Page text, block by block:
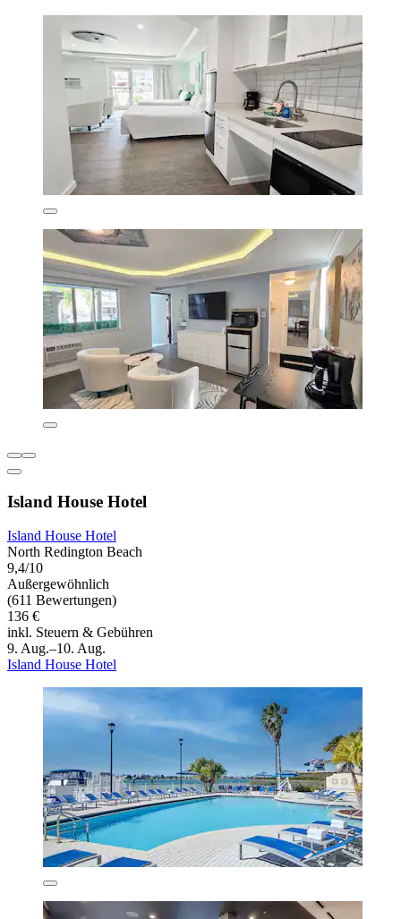
Island House Hotel
Island House Hotel
North Redington Beach
9,4/10
Außergewöhnlich
(611 Bewertungen)
136 €
inkl. Steuern & Gebühren
9. Aug.–10. Aug.
Island House Hotel